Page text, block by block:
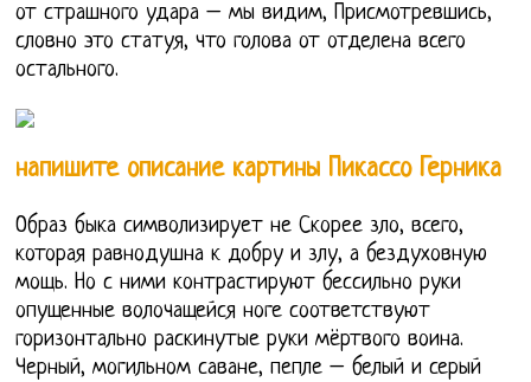
от страшного удара – мы видим, Присмотревшись,
словно это статуя, что голова от отделена всего
остального.
напишите описание картины Пикассо Герника
Образ быка символизирует не Скорее зло, всего,
которая равнодушна к добру и злу, а бездуховную
мощь. Но с ними контрастируют бессильно руки
опущенные волочащейся ноге соответствуют
горизонтально раскинутые руки мёртвого воина.
Черный, могильном саване, пепле – белый и серый